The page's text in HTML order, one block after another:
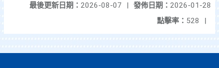
發佈日期： 2026-01-28
最後更新日期： 2026-08-07
|
點擊率： 528 |